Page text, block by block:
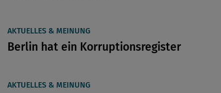
AKTUELLES & MEINUNG
Berlin hat ein Korruptionsregister
AKTUELLES & MEINUNG